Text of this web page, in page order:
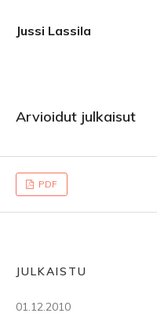
Jussi Lassila
Arvioidut julkaisut
PDF
JULKAISTU
01.12.2010